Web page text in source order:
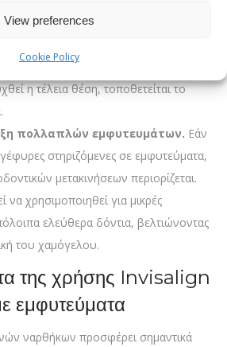
View preferences
Cookie Policy
πρόσθιων δοντιών και, κατά τη
δόντι (pontic) για να μη φαίνεται το
η τέλεια θέση, τοποθετείται το
πολλαπλών εμφυτευμάτων. Εάν
στηριζόμενες σε εμφυτεύματα,
μετακινήσεων περιορίζεται.
να χρησιμοποιηθεί για μικρές
ελεύθερα δόντια, βελτιώνοντας
του χαμόγελου.
της χρήσης Invisalign
εμφυτεύματα
ναρθήκων προσφέρει σημαντικά